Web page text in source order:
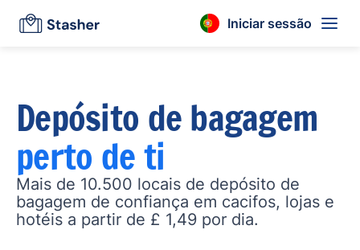
Iniciar sessão
Depósito de bagagem
perto de ti
Mais de 10.500 locais de depósito de
bagagem de confiança em cacifos, lojas e
hotéis a partir de £ 1,49 por dia.